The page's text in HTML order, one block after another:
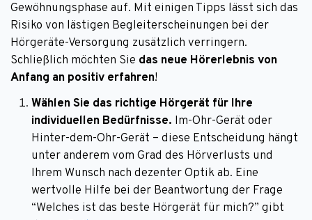
Gewöhnungsphase auf. Mit einigen Tipps lässt sich das
Risiko von lästigen Begleiterscheinungen bei der
Hörgeräte-Versorgung zusätzlich verringern.
Schließlich möchten Sie das neue Hörerlebnis von
Anfang an positiv erfahren!
Wählen Sie das richtige Hörgerät für Ihre
individuellen Bedürfnisse. Im-Ohr-Gerät oder
Hinter-dem-Ohr-Gerät – diese Entscheidung hängt
unter anderem vom Grad des Hörverlusts und
Ihrem Wunsch nach dezenter Optik ab. Eine
wertvolle Hilfe bei der Beantwortung der Frage
“Welches ist das beste Hörgerät für mich?” gibt